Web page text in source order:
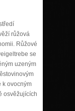
růžová
Růžové
se
uzeným
k ovocným
osvěžujících